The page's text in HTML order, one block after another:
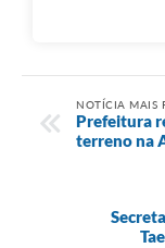
NOTÍCIA MAIS
Prefeitura
terreno na